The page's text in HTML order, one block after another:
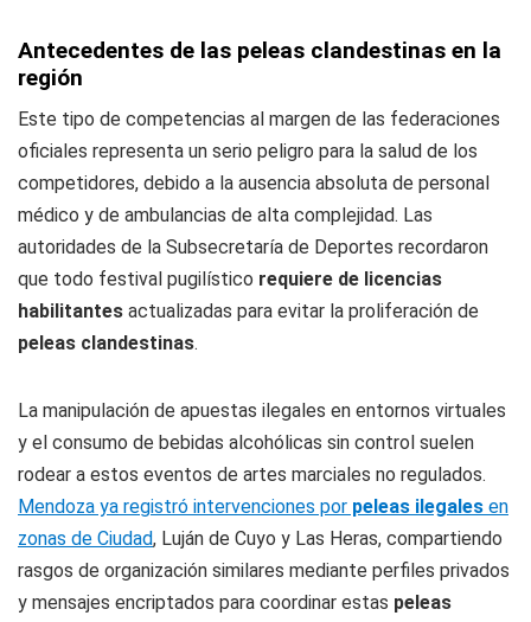
Antecedentes de las peleas clandestinas en la
región
Este tipo de competencias al margen de las federaciones
oficiales representa un serio peligro para la salud de los
competidores, debido a la ausencia absoluta de personal
médico y de ambulancias de alta complejidad. Las
autoridades de la Subsecretaría de Deportes recordaron
que todo festival pugilístico requiere de licencias
habilitantes actualizadas para evitar la proliferación de
peleas clandestinas.
La manipulación de apuestas ilegales en entornos virtuales
y el consumo de bebidas alcohólicas sin control suelen
rodear a estos eventos de artes marciales no regulados.
Mendoza ya registró intervenciones por peleas ilegales en
zonas de Ciudad, Luján de Cuyo y Las Heras, compartiendo
rasgos de organización similares mediante perfiles privados
y mensajes encriptados para coordinar estas peleas